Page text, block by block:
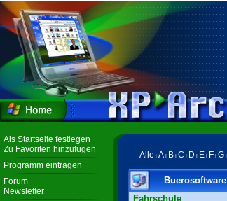
Als Startseite festlegen
Zu Favoriten hinzufügen
Programm eintragen
Forum
Newsletter
Alle A B C D E F G
Buerosoftware
Fahrschule